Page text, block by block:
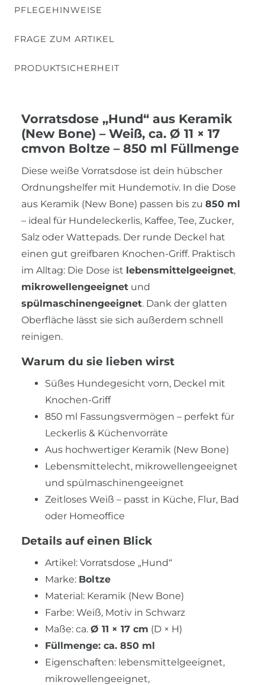
PFLEGEHINWEISE
FRAGE ZUM ARTIKEL
PRODUKTSICHERHEIT
Vorratsdose „Hund“ aus Keramik
(New Bone) – Weiß, ca. Ø 11 × 17
cmvon Boltze – 850 ml Füllmenge
Diese weiße Vorratsdose ist dein hübscher
Ordnungshelfer mit Hundemotiv. In die Dose
aus Keramik (New Bone) passen bis zu 850 ml
– ideal für Hundeleckerlis, Kaffee, Tee, Zucker,
Salz oder Wattepads. Der runde Deckel hat
einen gut greifbaren Knochen-Griff. Praktisch
im Alltag: Die Dose ist lebensmittelgeeignet,
mikrowellengeeignet und
spülmaschinengeeignet. Dank der glatten
Oberfläche lässt sie sich außerdem schnell
reinigen.
Warum du sie lieben wirst
Süßes Hundegesicht vorn, Deckel mit
Knochen-Griff
850 ml Fassungsvermögen – perfekt für
Leckerlis & Küchenvorräte
Aus hochwertiger Keramik (New Bone)
Lebensmittelecht, mikrowellengeeignet
und spülmaschinengeeignet
Zeitloses Weiß – passt in Küche, Flur, Bad
oder Homeoffice
Details auf einen Blick
Artikel: Vorratsdose „Hund“
Marke: Boltze
Material: Keramik (New Bone)
Farbe: Weiß, Motiv in Schwarz
Maße: ca. Ø 11 × 17 cm (D × H)
Füllmenge: ca. 850 ml
Eigenschaften: lebensmittelgeeignet,
mikrowellengeeignet,